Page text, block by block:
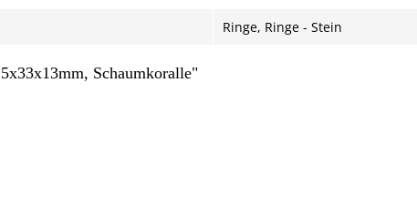
Ringe, Ringe - Stein
Schaumkoralle"